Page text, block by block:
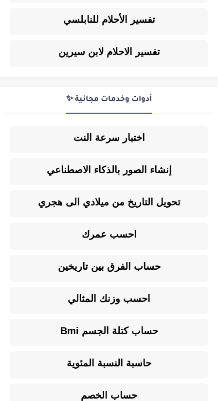
تفسير الأحلام للنابلسي
تفسير الاحلام لابن سيرين
أدوات وخدمات مجانية ✨
اختبار سرعة النت
إنشاء الصور بالذكاء الاصطناعي
تحويل التاريخ من ميلادي الى هجري
احسب عمرك
حساب الفرق بين تاريخين
احسب وزنك المثالي
حساب كتلة الجسم Bmi
حاسبة النسبة المئوية
حساب الخصم